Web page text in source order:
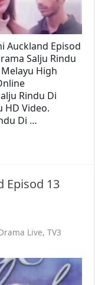
Auckland Episod
Salju Rindu
High
Rindu Di
HD Video.
Di …
Episod 13
Live,TV3